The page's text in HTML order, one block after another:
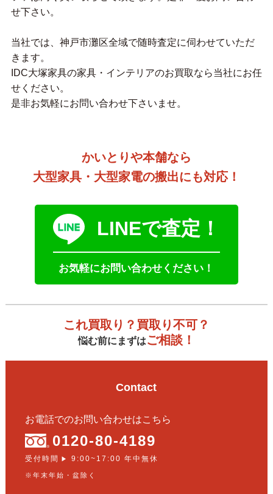
せ下さい。
当社では、神戸市灘区全域で随時査定に伺わせていただ
きます。
IDC大塚家具の家具・インテリアのお買取なら当社にお任
せください。
是非お気軽にお問い合わせ下さいませ。
かいとりや本舗なら
大型家具・大型家電の搬出にも対応！
LINEで査定！
お気軽にお問い合わせください！
これ買取り？買取り不可？
悩む前にまずはご相談！
Contact
お電話でのお問い合わせはこちら
0120-80-4189
受付時間 ▶ 9:00~17:00 年中無休
※年末年始・盆除く